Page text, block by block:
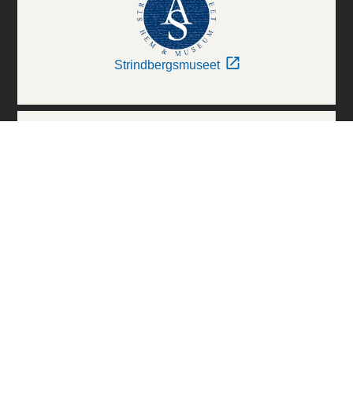
Strindbergsmuseet